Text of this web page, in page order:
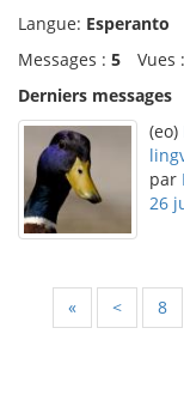
Langue: Esperanto
Messages : 5 Vues :
Derniers messages
(eo)
par
26
« < 8